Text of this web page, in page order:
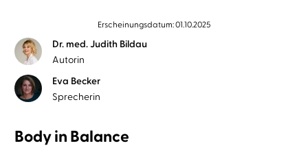
Erscheinungsdatum: 01.10.2025
Dr. med. Judith Bildau
Autorin
Eva Becker
Sprecherin
Body in Balance